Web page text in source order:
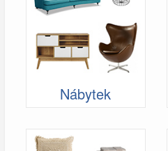
Nábytek